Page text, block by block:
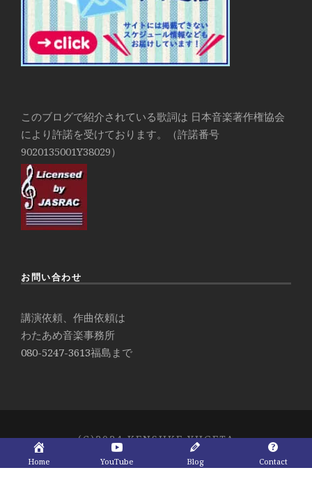
このブログで紹介されている歌詞は 日本音楽著作権協会
により許諾を受けております。（許諾番号
9020135001Y38029）
お問い合わせ
講演依頼、作曲依頼は
わたあめ音楽事務所
080-5247-3613福島まで
(C)2024 KENSUKE YUGETA
Home YouTube Blog Contact